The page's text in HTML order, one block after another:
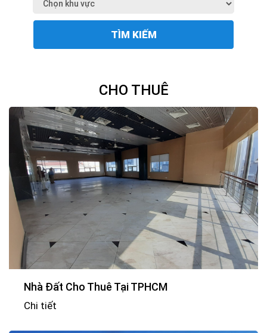
TÌM KIẾM
CHO THUÊ
Nhà Đất Cho Thuê Tại TPHCM
Chi tiết